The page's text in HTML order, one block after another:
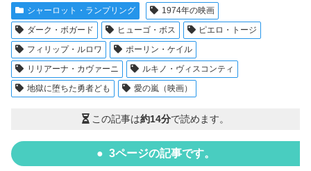
シャーロット・ランプリング
1974年の映画
ダーク・ボガード
ヒューゴ・ボス
ピエロ・トージ
フィリップ・ルロワ
ポーリン・ケイル
リリアーナ・カヴァーニ
ルキノ・ヴィスコンティ
地獄に堕ちた勇者ども
愛の嵐（映画）
この記事は約14分で読めます。
3ページの記事です。